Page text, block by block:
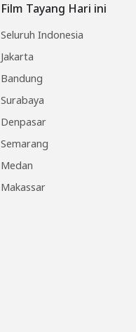
Film Tayang Hari ini
Seluruh Indonesia
Jakarta
Bandung
Surabaya
Denpasar
Semarang
Medan
Makassar